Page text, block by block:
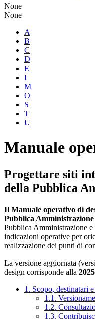
None
None
A
B
C
D
E
I
M
O
S
T
U
Manuale
Progettare siti
della Pubblica
Il Manuale operativo di
Pubblica Amministrazione
Pubblica Amministrazione
indicazioni operative per
realizzazione dei punti di
La versione aggiornata
design corrisponde alla
1. Scopo, destinatari
1.1.
1.2.
1.3.